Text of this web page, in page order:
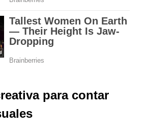
para contar